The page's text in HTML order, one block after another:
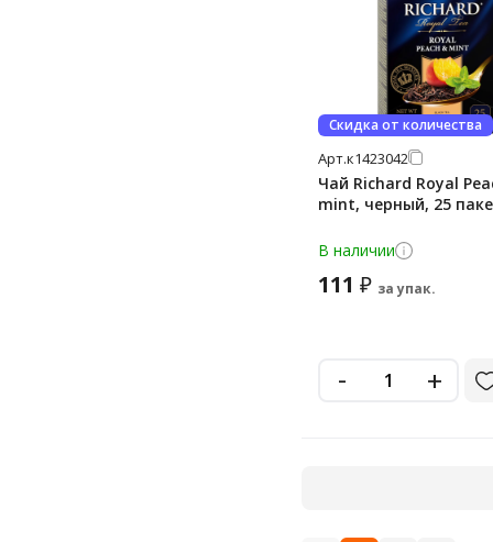
Скидка от количества
Арт.к1423042
Чай Richard Royal
mint, черный, 25
В наличии
111 ₽ за упак.
- +